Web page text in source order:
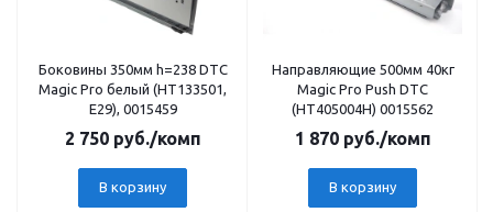
Боковины 350мм h=238 DTC
Magic Pro белый (НТ133501,
Е29), 0015459
2 750руб./комп
В корзину
Направляющие 500мм 40кг
Magic Pro Push DTC
(НТ405004Н) 0015562
1 870руб./комп
В корзину